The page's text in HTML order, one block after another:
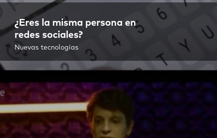
¿Eres la misma persona en
redes sociales?
Nuevas tecnologías